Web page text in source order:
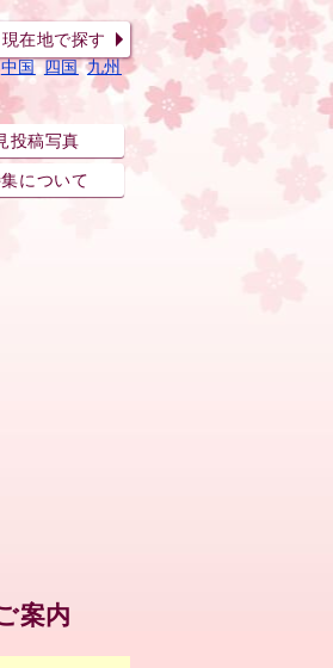
現在地で探す
中国 四国 九州
投稿写真
について
案内